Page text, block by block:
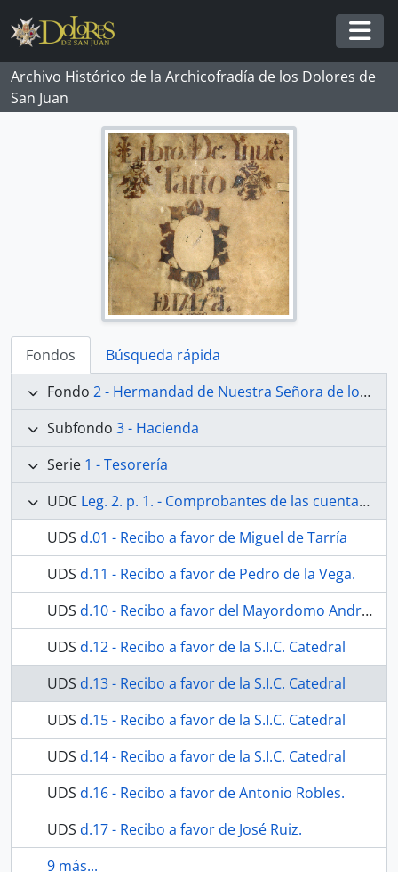
Skip to main content
Archivo Histórico de la Archicofradía de los Dolores de
San Juan
Fondos
Búsqueda rápida
Fondo 2 - Hermandad de Nuestra Señora de los Dolores
Subfondo 3 - Hacienda
Serie 1 - Tesorería
UDC Leg. 2. p. 1. - Comprobantes de las cuentas generales. Incluyen cuentas y recibos arreglo de la capilla en 1790.
UDS d.01 - Recibo a favor de Miguel de Tarría
UDS d.11 - Recibo a favor de Pedro de la Vega.
UDS d.10 - Recibo a favor del Mayordomo Andrés López Madueño.
UDS d.12 - Recibo a favor de la S.I.C. Catedral
UDS d.13 - Recibo a favor de la S.I.C. Catedral
UDS d.15 - Recibo a favor de la S.I.C. Catedral
UDS d.14 - Recibo a favor de la S.I.C. Catedral
UDS d.16 - Recibo a favor de Antonio Robles.
UDS d.17 - Recibo a favor de José Ruiz.
9 más...